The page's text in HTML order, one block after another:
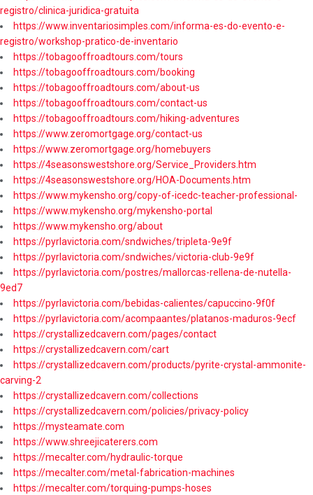
registro/clinica-juridica-gratuita
https://www.inventariosimples.com/informa-es-do-evento-e-
registro/workshop-pratico-de-inventario
https://tobagooffroadtours.com/tours
https://tobagooffroadtours.com/booking
https://tobagooffroadtours.com/about-us
https://tobagooffroadtours.com/contact-us
https://tobagooffroadtours.com/hiking-adventures
https://www.zeromortgage.org/contact-us
https://www.zeromortgage.org/homebuyers
https://4seasonswestshore.org/Service_Providers.htm
https://4seasonswestshore.org/HOA-Documents.htm
https://www.mykensho.org/copy-of-icedc-teacher-professional-
https://www.mykensho.org/mykensho-portal
https://www.mykensho.org/about
https://pyrlavictoria.com/sndwiches/tripleta-9e9f
https://pyrlavictoria.com/sndwiches/victoria-club-9e9f
https://pyrlavictoria.com/postres/mallorcas-rellena-de-nutella-
9ed7
https://pyrlavictoria.com/bebidas-calientes/capuccino-9f0f
https://pyrlavictoria.com/acompaantes/platanos-maduros-9ecf
https://crystallizedcavern.com/pages/contact
https://crystallizedcavern.com/cart
https://crystallizedcavern.com/products/pyrite-crystal-ammonite-
carving-2
https://crystallizedcavern.com/collections
https://crystallizedcavern.com/policies/privacy-policy
https://mysteamate.com
https://www.shreejicaterers.com
https://mecalter.com/hydraulic-torque
https://mecalter.com/metal-fabrication-machines
https://mecalter.com/torquing-pumps-hoses